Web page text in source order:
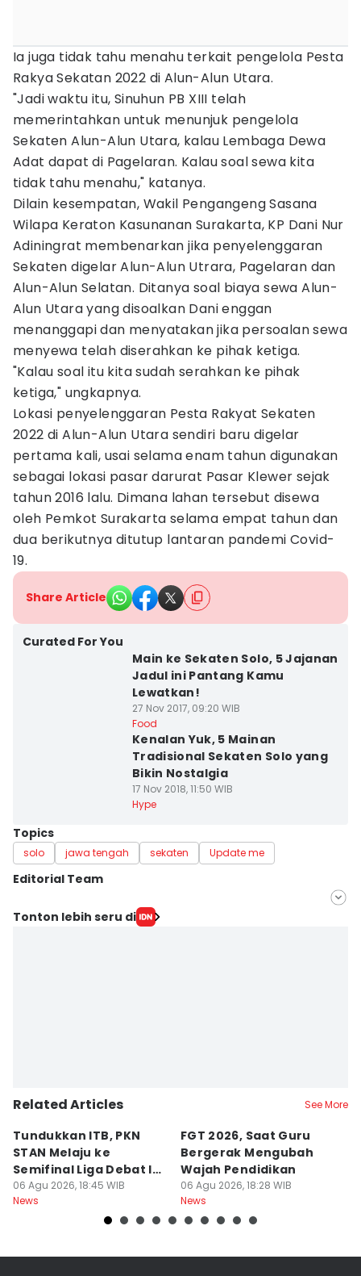
Ia juga tidak tahu menahu terkait pengelola Pesta
Rakya Sekatan 2022 di Alun-Alun Utara.
"Jadi waktu itu, Sinuhun PB XIII telah
memerintahkan untuk menunjuk pengelola
Sekaten Alun-Alun Utara, kalau Lembaga Dewa
Adat dapat di Pagelaran. Kalau soal sewa kita
tidak tahu menahu," katanya.
Dilain kesempatan, Wakil Pengangeng Sasana
Wilapa Keraton Kasunanan Surakarta, KP Dani Nur
Adiningrat membenarkan jika penyelenggaran
Sekaten digelar Alun-Alun Utrara, Pagelaran dan
Alun-Alun Selatan. Ditanya soal biaya sewa Alun-
Alun Utara yang disoalkan Dani enggan
menanggapi dan menyatakan jika persoalan sewa
menyewa telah diserahkan ke pihak ketiga.
"Kalau soal itu kita sudah serahkan ke pihak
ketiga," ungkapnya.
Lokasi penyelenggaran Pesta Rakyat Sekaten
2022 di Alun-Alun Utara sendiri baru digelar
pertama kali, usai selama enam tahun digunakan
sebagai lokasi pasar darurat Pasar Klewer sejak
tahun 2016 lalu. Dimana lahan tersebut disewa
oleh Pemkot Surakarta selama empat tahun dan
dua berikutnya ditutup lantaran pandemi Covid-
19.
Share Article
Curated For You
Main ke Sekaten Solo, 5 Jajanan
Jadul ini Pantang Kamu
Lewatkan!
27 Nov 2017, 09:20 WIB
Food
Kenalan Yuk, 5 Mainan
Tradisional Sekaten Solo yang
Bikin Nostalgia
17 Nov 2018, 11:50 WIB
Hype
Topics
solo jawa tengah sekaten Update me
Editorial Team
Editor
Tonton lebih seru di
Related Articles See More
Tundukkan ITB, PKN
STAN Melaju ke
Semifinal Liga Debat IDN
Times 2026
06 Agu 2026, 18:45 WIB
News
FGT 2026, Saat Guru
Bergerak Mengubah
Wajah Pendidikan
06 Agu 2026, 18:28 WIB
News